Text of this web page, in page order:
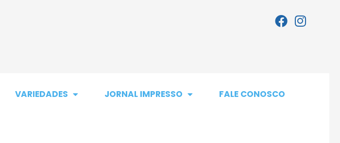
VARIEDADES JORNAL IMPRESSO FALE CONOSCO